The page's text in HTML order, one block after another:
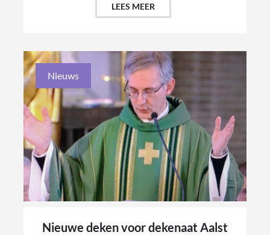
LEES MEER
Nieuws
Nieuwe deken voor dekenaat Aalst